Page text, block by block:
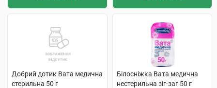
Добрий дотик Вата медична
стерильна 50 г
Білосніжка Вата медична
нестерильна зіг-заг 50 г